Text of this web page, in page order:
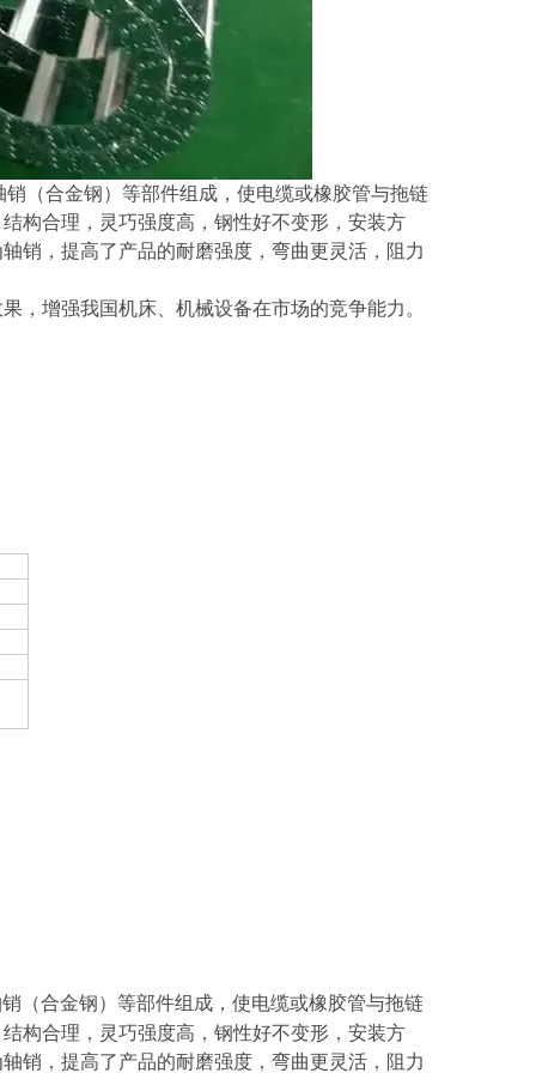
（合金钢）等部件组成，使电缆或橡胶管与拖链
构合理，灵巧强度高，钢性好不变形，安装方
销，提高了产品的耐磨强度，弯曲更灵活，阻力
增强我国机床、机械设备在市场的竞争能力。
（合金钢）等部件组成，使电缆或橡胶管与拖链
构合理，灵巧强度高， 钢性好不变形，安装方
销，提高了产品的耐磨强度，弯曲更灵活，阻力